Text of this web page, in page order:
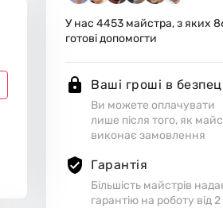
У нас4453 майстра, з яких
готові допомогти
Ваші гроші в
Ви можете оплачувати
лише після того, як
виконає замовлення
Гарантія
Більшість майстрів
гарантію на роботу від 2